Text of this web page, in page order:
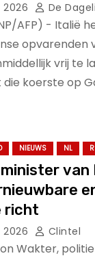
2026 De
AFP) - Italië
opvarenden
vrij te
koerste op
NIEUWS NL
richt
2026 Clintel
Wakter,